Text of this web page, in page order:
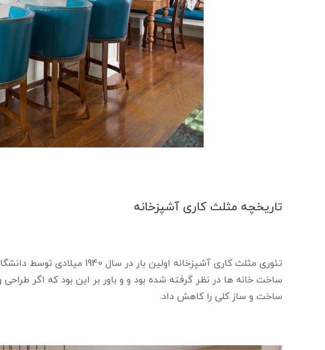
تاریخچه مثلث کاری آشپزخانه
تئوری مثلث کاری آشپزخانه
ساخت خانه ها در نظر گرفته شده بود و و باور بر این بود که اگر
ساخت و ساز کلی را کاهش داد.